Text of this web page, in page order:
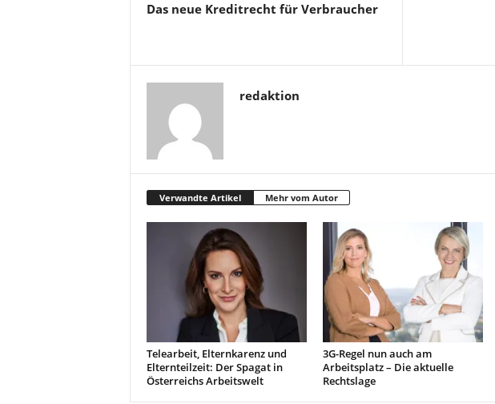
Das neue Kreditrecht für Verbraucher
redaktion
Verwandte Artikel Mehr vom Autor
Telearbeit, Elternkarenz und
Elternteilzeit: Der Spagat in
Österreichs Arbeitswelt
3G-Regel nun auch am
Arbeitsplatz – Die aktuelle
Rechtslage